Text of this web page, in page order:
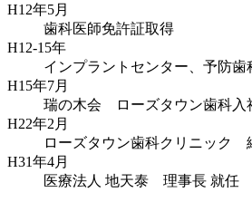
H12年5月
歯科医師免許証取得
H12-15年
インプラントセンター、予防歯
H15年7月
瑞の木会 ローズタウン歯科入
H22年2月
ローズタウン歯科クリニック
H31年4月
医療法人 地天泰 理事長 就任